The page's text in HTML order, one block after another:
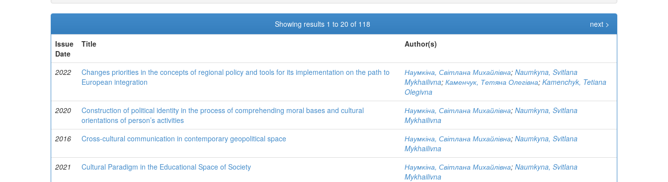
Showing results 1 to 20 of 118
next >
Issue
Date
Title Author(s)
2022
Changes priorities in the concepts of regional policy and tools for its implementation on the path to
European integration
Наумкіна, Світлана Михайлівна; Naumkyna, Svitlana
Mykhailivna; Каменчук, Тетяна Олегівна; Kamenchyk, Tetiana
Olegivna
2020
Construction of political identity in the process of comprehending moral bases and cultural
orientations of person’s activities
Наумкіна, Світлана Михайлівна; Naumkyna, Svitlana
Mykhailivna
2016
Cross-cultural communication in contemporary geopolitical space Наумкіна, Світлана Михайлівна; Naumkyna, Svitlana
Mykhailivna
2021
Cultural Paradigm in the Educational Space of Society Наумкіна, Світлана Михайлівна; Naumkyna, Svitlana
Mykhailivna